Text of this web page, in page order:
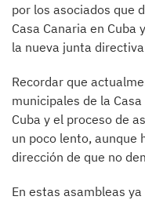
por los asociados que
Casa Canaria en Cuba
la nueva junta
Recordar que
municipales de la
Cuba y el proceso de
un poco lento, aunque
dirección de que no
En estas asambleas